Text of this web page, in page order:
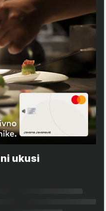
ukusi